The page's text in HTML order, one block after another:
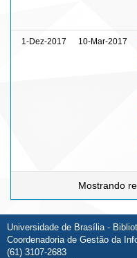
1-Dez-2017 10-Mar-2017
Mostrando
Universidade de Brasília -
Coordenadoria de Gestão da
(61) 3107-2683